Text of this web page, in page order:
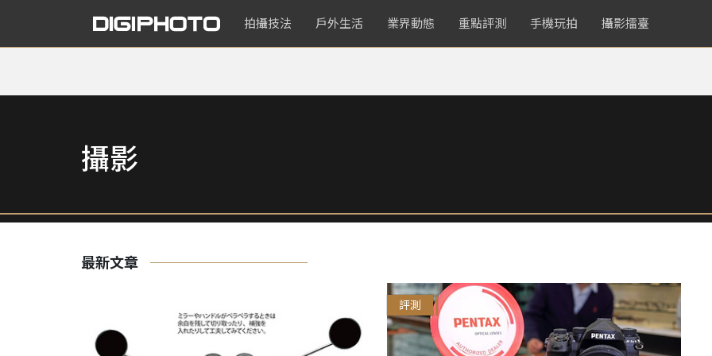
拍攝技法 戶外生活 業界動態 重點評測 手機玩拍 攝影擂臺
攝影
最新文章
評測